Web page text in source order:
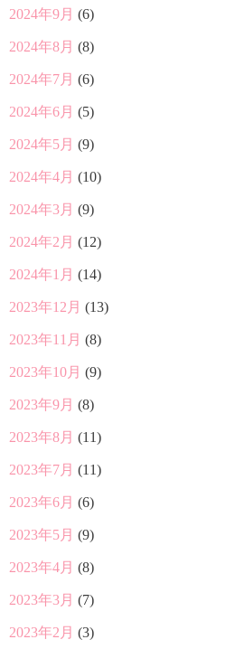
2024年9月 (6)
2024年8月 (8)
2024年7月 (6)
2024年6月 (5)
2024年5月 (9)
2024年4月 (10)
2024年3月 (9)
2024年2月 (12)
2024年1月 (14)
2023年12月 (13)
2023年11月 (8)
2023年10月 (9)
2023年9月 (8)
2023年8月 (11)
2023年7月 (11)
2023年6月 (6)
2023年5月 (9)
2023年4月 (8)
2023年3月 (7)
2023年2月 (3)